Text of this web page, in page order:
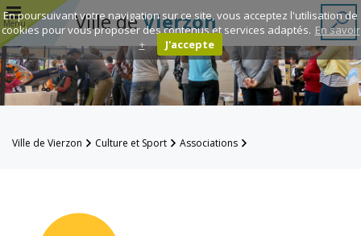
Menu Ville deVierzon
Annuaire des
associations
Espace
Famille
Ville de Vierzon Culture et Sport Associations
En poursuivant votre navigation sur ce site, vous acceptez l'utilisation de
cookies pour vous proposer des contenus et services adaptés. En savoir
+
J'accepte